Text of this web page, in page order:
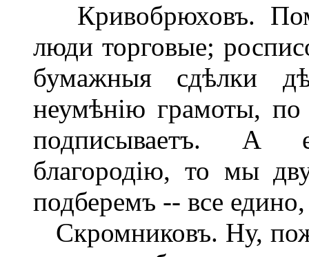
Кривобрюховъ.
люди торговые;
бумажныя сдѣлки
неумѣнію грамоты,
подписываетъ. А
благородію, то мы
подберемъ -- все едино,
Скромниковъ. Ну,